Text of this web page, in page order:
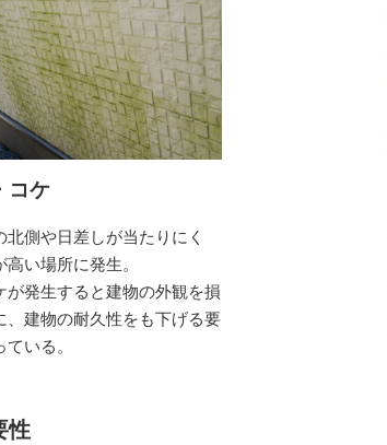
コケ
北側や日差しが当たりにく
高い場所に発生。
が発生すると建物の外観を損
、建物の耐久性をも下げる要
いる。
性